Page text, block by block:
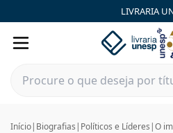
LIVRARIA
Início| Biografias | Políticos e Líderes |O